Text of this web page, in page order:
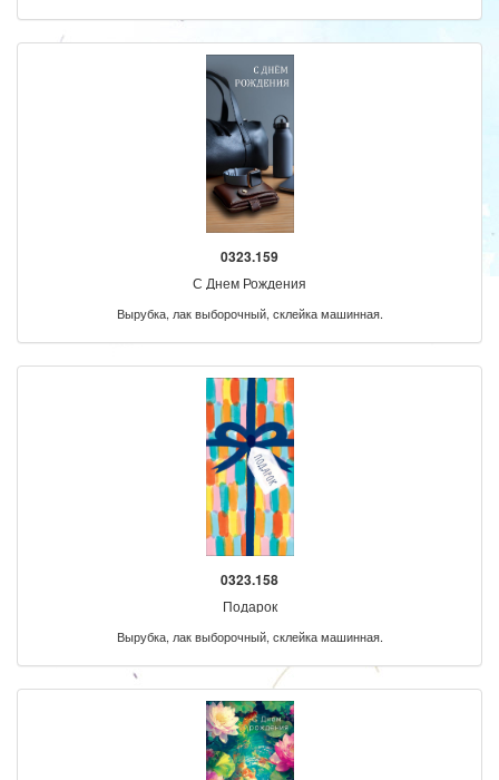
0323.159
С Днем Рождения
Вырубка, лак выборочный, склейка машинная.
0323.158
Подарок
Вырубка, лак выборочный, склейка машинная.